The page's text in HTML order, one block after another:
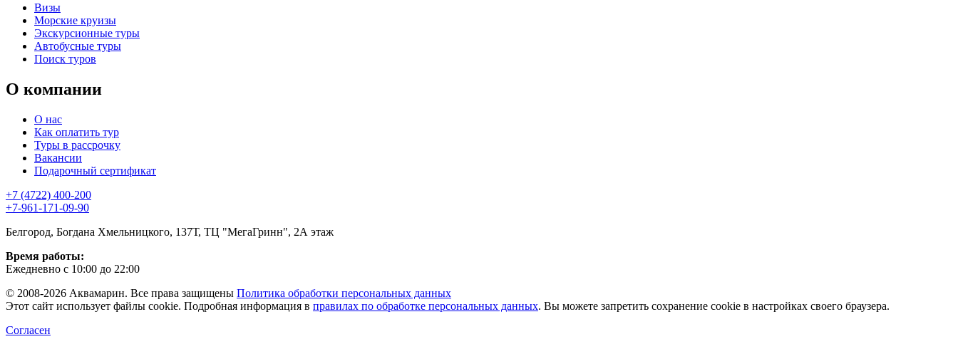
Визы
Морские круизы
Экскурсионные туры
Автобусные туры
Поиск туров
О компании
О нас
Как оплатить тур
Туры в рассрочку
Вакансии
Подарочный сертификат
+7 (4722) 400-200
+7-961-171-09-90
Белгород, Богдана Хмельницкого, 137Т, ТЦ "МегаГринн", 2А этаж
Время работы:
Ежедневно с 10:00 до 22:00
© 2008-2026 Аквамарин. Все права защищены Политика обработки персональных данных
Этот сайт использует файлы cookie. Подробная информация в правилах по обработке персональных данных. Вы можете запретить сохранение cookie в настройках своего браузера.
Согласен